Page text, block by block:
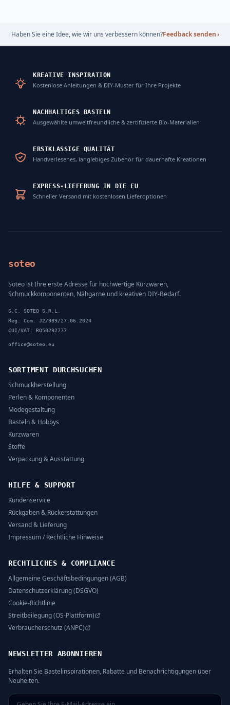
Haben Sie eine Idee, wie wir uns verbessern können?Feedback senden›
KREATIVE INSPIRATION
Kostenlose Anleitungen & DIY-Muster für Ihre Projekte
NACHHALTIGES BASTELN
Ausgewählte umweltfreundliche & zertifizierte Bio-Materialien
ERSTKLASSIGE QUALITÄT
Handverlesenes, langlebiges Zubehör für dauerhafte Kreationen
EXPRESS-LIEFERUNG IN DIE EU
Schneller Versand mit kostenlosen Lieferoptionen
soteo
Soteo ist Ihre erste Adresse für hochwertige Kurzwaren,
Schmuckkomponenten, Nähgarne und kreativen DIY-Bedarf.
S.C. SOTEO S.R.L.
Reg. Com. J2/989/27.06.2024
CUI/VAT: RO50292777
office@soteo.eu
SORTIMENT DURCHSUCHEN
Schmuckherstellung
Perlen & Komponenten
Modegestaltung
Basteln & Hobbys
Kurzwaren
Stoffe
Verpackung & Ausstattung
HILFE & SUPPORT
Kundenservice
Rückgaben & Rückerstattungen
Versand & Lieferung
Impressum / Rechtliche Hinweise
RECHTLICHES & COMPLIANCE
Allgemeine Geschäftsbedingungen (AGB)
Datenschutzerklärung (DSGVO)
Cookie-Richtlinie
Streitbeilegung (OS-Plattform)
Verbraucherschutz (ANPC)
NEWSLETTER ABONNIEREN
Erhalten Sie Bastelinspirationen, Rabatte und Benachrichtigungen über
Neuheiten.